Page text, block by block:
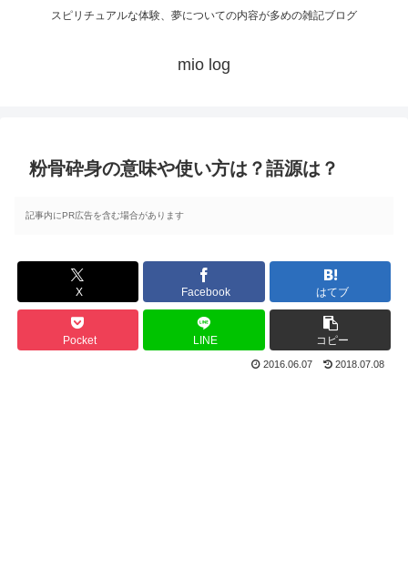
スピリチュアルな体験、夢についての内容が多めの雑記ブログ
mio log
粉骨砕身の意味や使い方は？語源は？
記事内にPR広告を含む場合があります
X Facebook はてブ
Pocket LINE コピー
2016.06.07 2018.07.08